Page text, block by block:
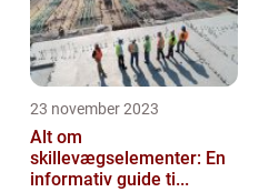
23 november 2023
Alt om
skillevægselementer: En
informativ guide ti...